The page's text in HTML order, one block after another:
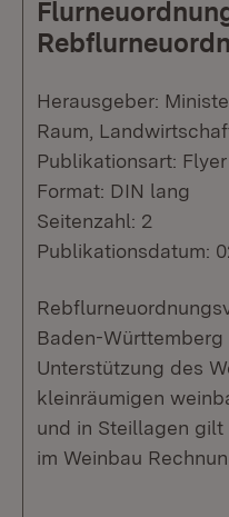
Herausgeber:
Raum,
Publikationsart: Flyer
Format: DIN lang
Seitenzahl: 2
Publikationsdatum:
Baden-
Unterstützung des
kleinräumigen
und in Steillagen
im Weinbau